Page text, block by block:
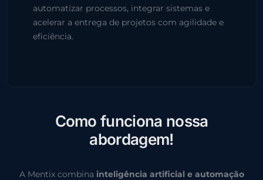
automatizar processos, integrar sistemas e
acelerar a entrega de projetos com agilidade e
eficiência.
Como funciona nossa
abordagem!
A Mentix combina inteligência artificial e automação